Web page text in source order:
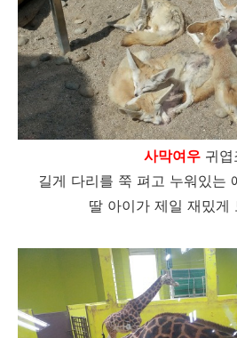
사막여우귀엽
길게 다리를 쭉 펴고 누워있는
딸 아이가 제일 재밌게